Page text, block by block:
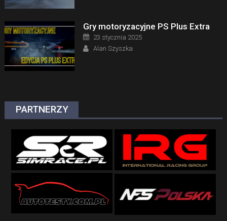
Gry motoryzacyjne PS Plus Extra
Posted on
23 stycznia 2025
Author
Alan Szyszka
PARTNERZY